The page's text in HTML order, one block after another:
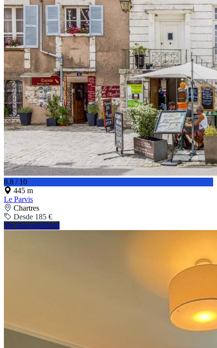
8.8 / 10
445 m
Le Parvis
Chartres
Desde 185 €
Ver disponibilidad